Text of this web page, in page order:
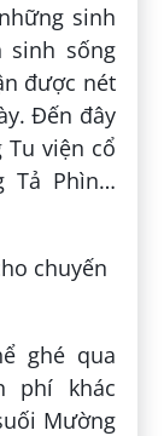
sinh
sinh sống
được nét
Đến đây
Tu viện cổ
Tả Phìn…
ghé qua
phí khác
Mường